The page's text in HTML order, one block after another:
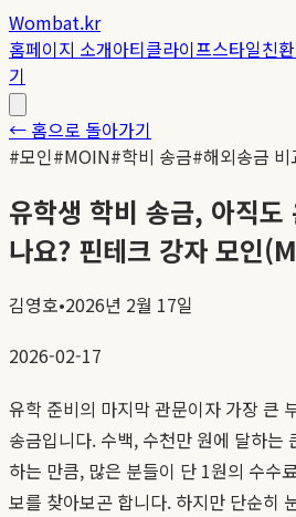
Wombat.kr
홈페이지 소개아티클라이프스타일친
기
← 홈으로 돌아가기
#모인#MOIN#학비 송금#해외송금 비
유학생 학비 송금, 아직도
나요? 핀테크 강자 모인
김영호•2026년 2월 17일
2026-02-17
유학 준비의 마지막 관문이자 가장 큰
송금입니다. 수백, 수천만 원에 달하는
하는 만큼, 많은 분들이 단 1원의 수수
보를 찾아보곤 합니다. 하지만 단순히